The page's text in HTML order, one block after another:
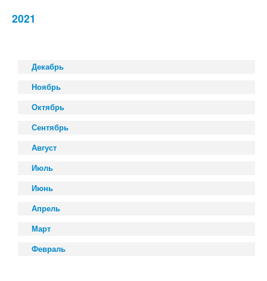
2021
Декабрь
Ноябрь
Октябрь
Сентябрь
Август
Июль
Июнь
Апрель
Март
Февраль